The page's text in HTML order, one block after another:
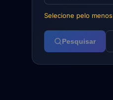
Selecione pelo
Pesquisar